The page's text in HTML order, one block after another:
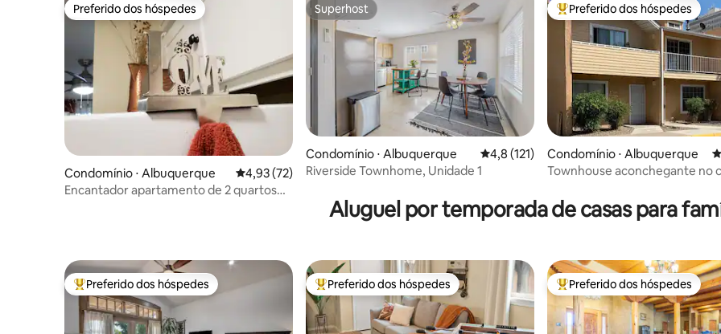
Preferido dos hóspedes
Preferido dos hóspedes
Condomínio ⋅ Albuquerque 4,93 de uma avaliação média de 5, 72 avaliações
4,93 (72)
Encantador apartamento de 2 quartos
Superhost
Superhost
Condomínio ⋅ Albuquerque 4,8 de uma avaliação média de 5, 121
4,8 (121)
Riverside Townhome, Unidade 1
Entre os melhores preferidos
Preferido dos hóspedes
Condomínio ⋅ Albuquerque
Townhouse aconchegante no
Aluguel por temporada de casas para
Entre os melhores preferidos dos hóspedes
Preferido dos hóspedes Entre os melhores preferidos dos hóspedes
Preferido dos hóspedes Entre os melhores preferidos
Preferido dos hóspedes